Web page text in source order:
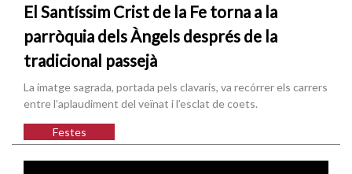
El Santíssim Crist de la Fe torna a la
parròquia dels Àngels després de la
tradicional passejà
La imatge sagrada, portada pels clavaris, va recórrer els carrers
entre l’aplaudiment del veïnat i l’esclat de coets.
Festes